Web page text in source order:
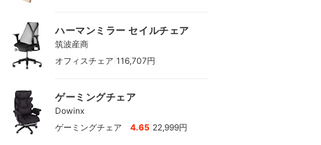
ハーマンミラー セイルチェア
筑波産商
オフィスチェア 116,707円
ゲーミングチェア
Dowinx
ゲーミングチェア
4.65 22,999円